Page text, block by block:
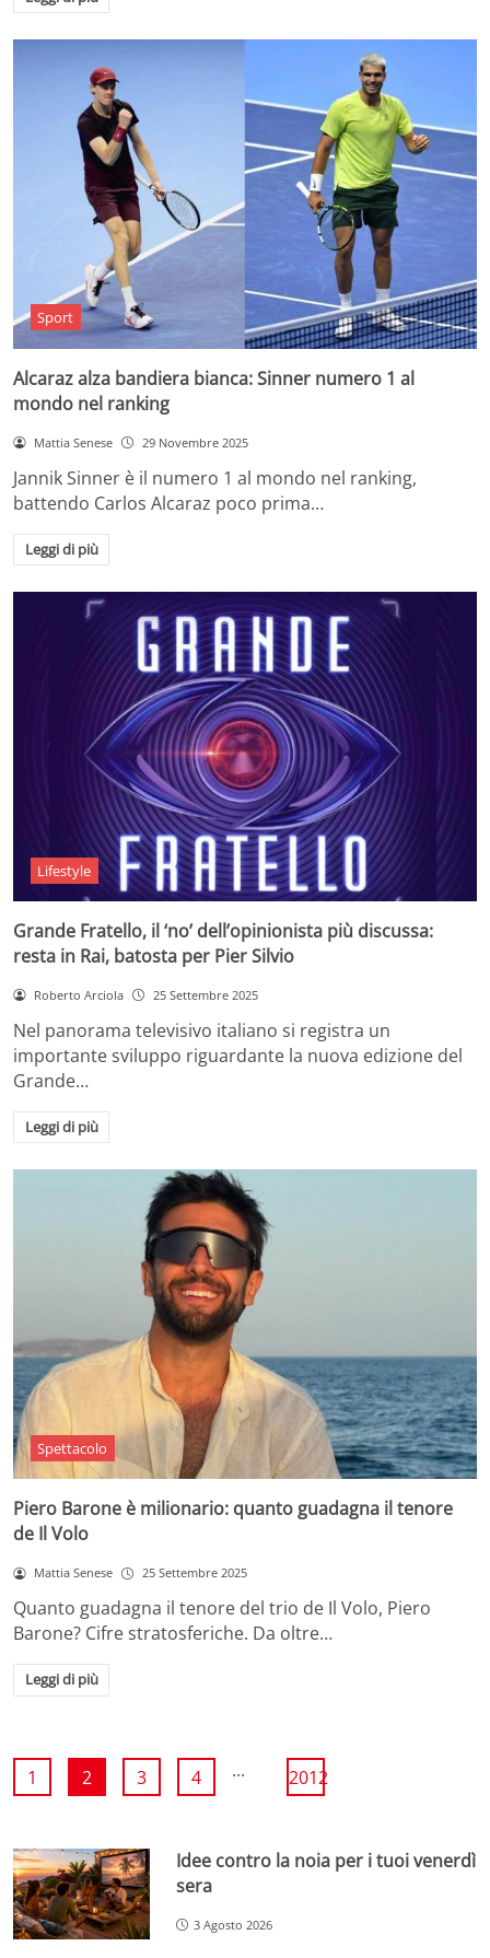
Sport
Alcaraz alza bandiera bianca: Sinner numero 1 al
mondo nel ranking
Mattia Senese 29 Novembre 2025
Jannik Sinner è il numero 1 al mondo nel ranking,
battendo Carlos Alcaraz poco prima…
Leggi di più
Lifestyle
Grande Fratello, il ‘no’ dell’opinionista più discussa:
resta in Rai, batosta per Pier Silvio
Roberto Arciola 25 Settembre 2025
Nel panorama televisivo italiano si registra un
importante sviluppo riguardante la nuova edizione del
Grande…
Leggi di più
Spettacolo
Piero Barone è milionario: quanto guadagna il tenore
de Il Volo
Mattia Senese 25 Settembre 2025
Quanto guadagna il tenore del trio de Il Volo, Piero
Barone? Cifre stratosferiche. Da oltre…
Leggi di più
1 2 3 4 ... 2012
Idee contro la noia per i tuoi venerdì
sera
3 Agosto 2026